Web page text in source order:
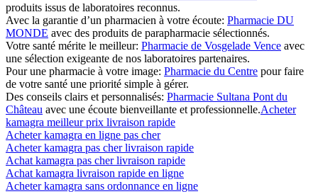
produits issus de laboratoires reconnus.
Avec la garantie d’un pharmacien à votre écoute: Pharmacie DU
MONDE avec des produits de parapharmacie sélectionnés.
Votre santé mérite le meilleur: Pharmacie de Vosgelade Vence avec
une sélection exigeante de nos laboratoires partenaires.
Pour une pharmacie à votre image: Pharmacie du Centre pour faire
de votre santé une priorité simple à gérer.
Des conseils clairs et personnalisés: Pharmacie Sultana Pont du
Château avec une écoute bienveillante et professionnelle.Acheter
kamagra meilleur prix livraison rapide
Acheter kamagra en ligne pas cher
Acheter kamagra pas cher livraison rapide
Achat kamagra pas cher livraison rapide
Achat kamagra livraison rapide en ligne
Acheter kamagra sans ordonnance en ligne